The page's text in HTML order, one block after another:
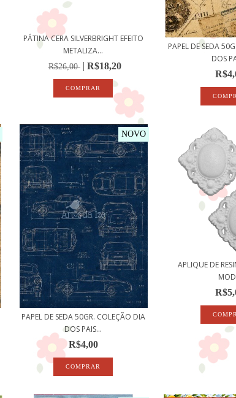
PÁTINA CERA SILVERBRIGHT EFEITO
METALIZA...
R$26,00 R$18,20
PAPEL DE SEDA
DOS
NOVO
PAPEL DE SEDA 50GR. COLEÇÃO DIA
DOS PAIS...
R$4,00
APLIQUE DE